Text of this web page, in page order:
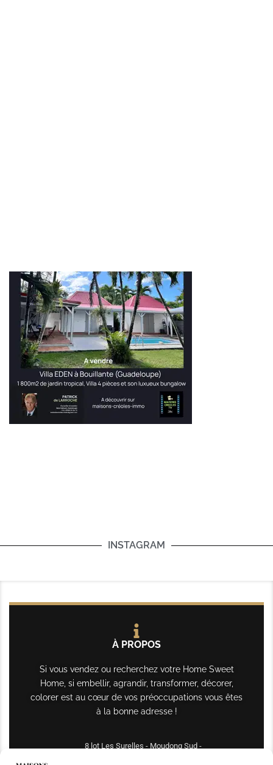
INSTAGRAM
À PROPOS
Si vous vendez ou recherchez votre Home Sweet
Home, si embellir, agrandir, transformer, décorer,
colorer est au cœur de vos préoccupations vous êtes
à la bonne adresse !
8 lot Les Surelles - Moudong Sud -